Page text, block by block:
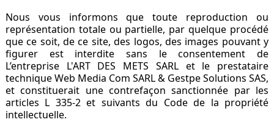
Nous vous informons que toute reproduction ou
représentation totale ou partielle, par quelque procédé
que ce soit, de ce site, des logos, des images pouvant y
figurer est interdite sans le consentement de
L’entreprise L'ART DES METS SARL et le prestataire
technique Web Media Com SARL & Gestpe Solutions SAS,
et constituerait une contrefaçon sanctionnée par les
articles L 335-2 et suivants du Code de la propriété
intellectuelle.